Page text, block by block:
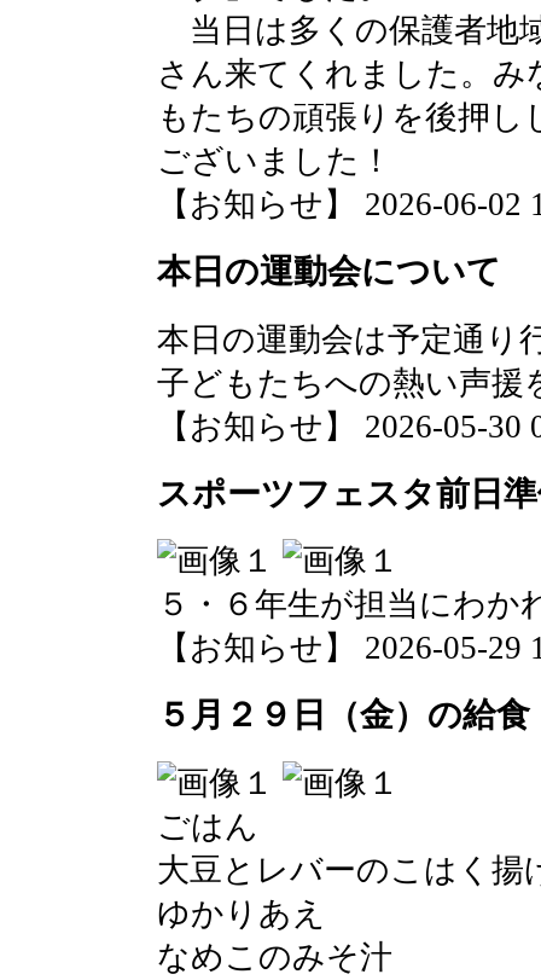
当日は多くの保護者地
さん来てくれました。
もたちの頑張りを後押
ございました！
【お知らせ】 2026-06-02
本日の運動会について
本日の運動会は予定通り
子どもたちへの熱い声援
【お知らせ】 2026-05-30
スポーツフェスタ前日
５・６年生が担当にわ
【お知らせ】 2026-05-29
５月２９日（金）の給食
ごはん
大豆とレバーのこはく揚
ゆかりあえ
なめこのみそ汁